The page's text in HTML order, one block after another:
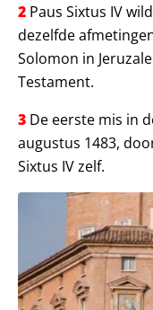
2 Paus Sixtus IV
dezelfde
Solomon in
Testament.
3 De eerste mis in
augustus 1483,
Sixtus IV zelf.